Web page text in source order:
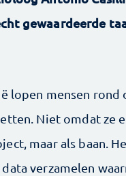
gewaardeerde
lopen mensen
Niet omdat ze
maar als baan.
data verzamelen